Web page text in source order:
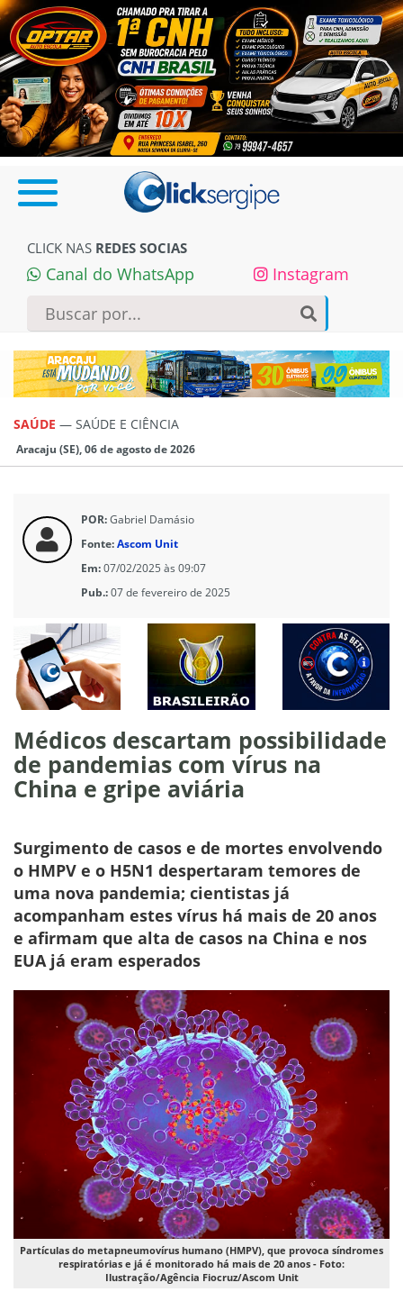
CLICK NAS REDES SOCIAS
Canal do WhatsApp Instagram
SAÚDE — SAÚDE E CIÊNCIA
Aracaju (SE), 06 de agosto de 2026
POR:Gabriel Damásio
Fonte:Ascom Unit
Em:07/02/2025 às 09:07
Pub.:07 de fevereiro de 2025
Médicos descartam possibilidade
de pandemias com vírus na
China e gripe aviária
Surgimento de casos e de mortes envolvendo
o HMPV e o H5N1 despertaram temores de
uma nova pandemia; cientistas já
acompanham estes vírus há mais de 20 anos
e afirmam que alta de casos na China e nos
EUA já eram esperados
Partículas do metapneumovírus humano (HMPV), que provoca síndromes
respiratórias e já é monitorado há mais de 20 anos - Foto:
Ilustração/Agência Fiocruz/Ascom Unit